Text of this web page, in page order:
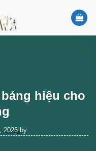
hiệu cho
2026by